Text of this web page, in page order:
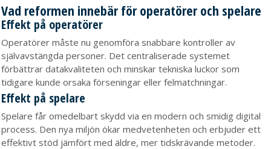
Vad reformen innebär för operatörer och spelare
Effekt på operatörer
Operatörer måste nu genomföra snabbare kontroller av
självavstängda personer. Det centraliserade systemet
förbättrar datakvaliteten och minskar tekniska luckor som
tidigare kunde orsaka förseningar eller felmatchningar.
Effekt på spelare
Spelare får omedelbart skydd via en modern och smidig digital
process. Den nya miljön ökar medvetenheten och erbjuder ett
effektivt stöd jämfört med äldre, mer tidskrävande metoder.